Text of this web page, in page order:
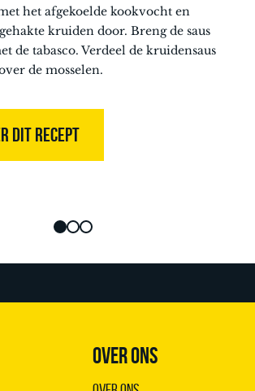
het afgekoelde kookvocht en
kruiden door. Breng de saus
de tabasco. Verdeel de kruidensaus
de mosselen.
DIT RECEPT
OVER ONS